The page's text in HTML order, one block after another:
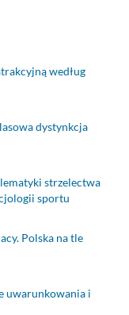
według
dystynkcja
strzelectwa
sportu
Polska na tle
uwarunkowania i